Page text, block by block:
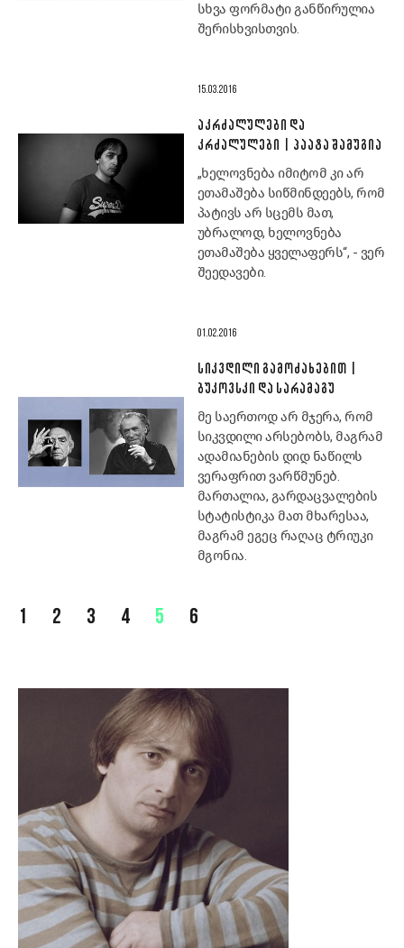
სხვა ფორმატი განწირულია
შერისხვისთვის.
15.03.2016
ᲐᲙᲠᲫᲐᲚᲣᲚᲔᲑᲘ ᲓᲐ
ᲙᲠᲫᲐᲚᲣᲚᲔᲑᲘ | ᲞᲐᲐᲢᲐ ᲨᲐᲛᲣᲒᲘᲐ
„ხელოვნება იმიტომ კი არ
ეთამაშება სიწმინდეებს, რომ
პატივს არ სცემს მათ,
უბრალოდ, ხელოვნება
ეთამაშება ყველაფერს“, - ვერ
შეედავები.
01.02.2016
ᲡᲘᲙᲕᲓᲘᲚᲘ ᲒᲐᲛᲝᲫᲐᲮᲔᲑᲘᲗ |
ᲑᲣᲙᲝᲕᲡᲙᲘ ᲓᲐ ᲡᲐᲠᲐᲛᲐᲒᲣ
მე საერთოდ არ მჯერა, რომ
სიკვდილი არსებობს, მაგრამ
ადამიანების დიდ ნაწილს
ვერაფრით ვარწმუნებ.
მართალია, გარდაცვალების
სტატისტიკა მათ მხარესაა,
მაგრამ ეგეც რაღაც ტრიუკი
მგონია.
1 2 3 4 5 6